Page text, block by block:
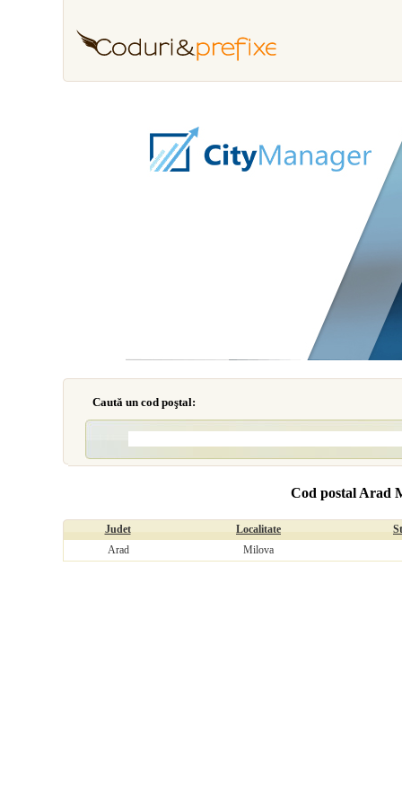
Caută un cod poştal:
Cod postal Arad
Judet Localitate
Arad
Milova